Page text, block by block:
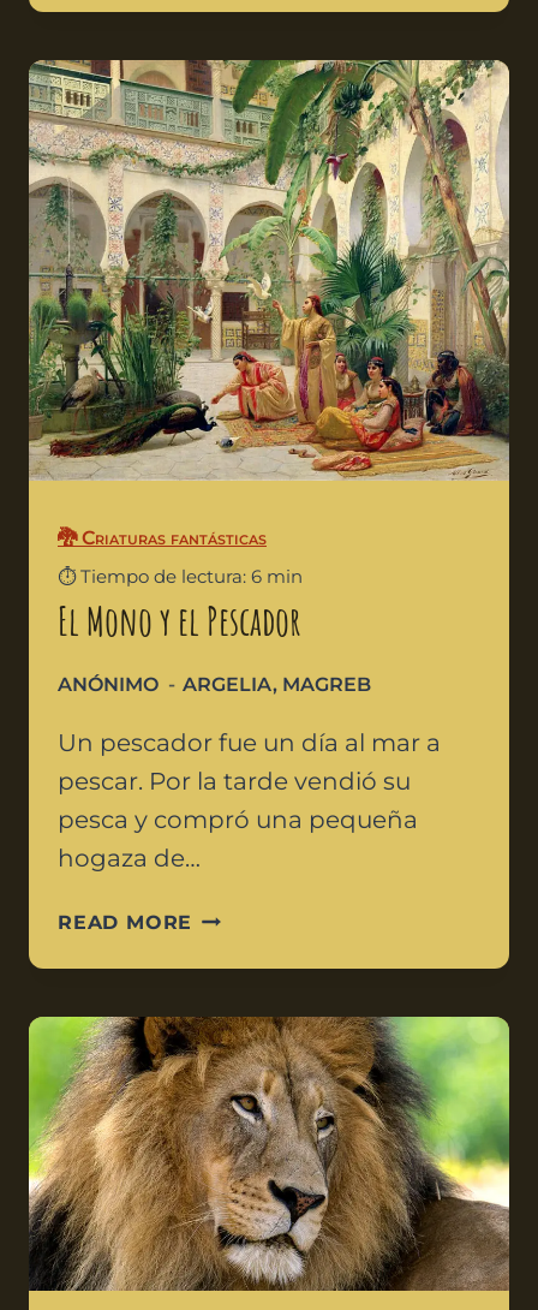
🐉 Criaturas fantásticas
⏱️ Tiempo de lectura: 6 min
El Mono y el Pescador
ANÓNIMO ARGELIA, MAGREB
Un pescador fue un día al mar a
pescar. Por la tarde vendió su
pesca y compró una pequeña
hogaza de…
READ MORE